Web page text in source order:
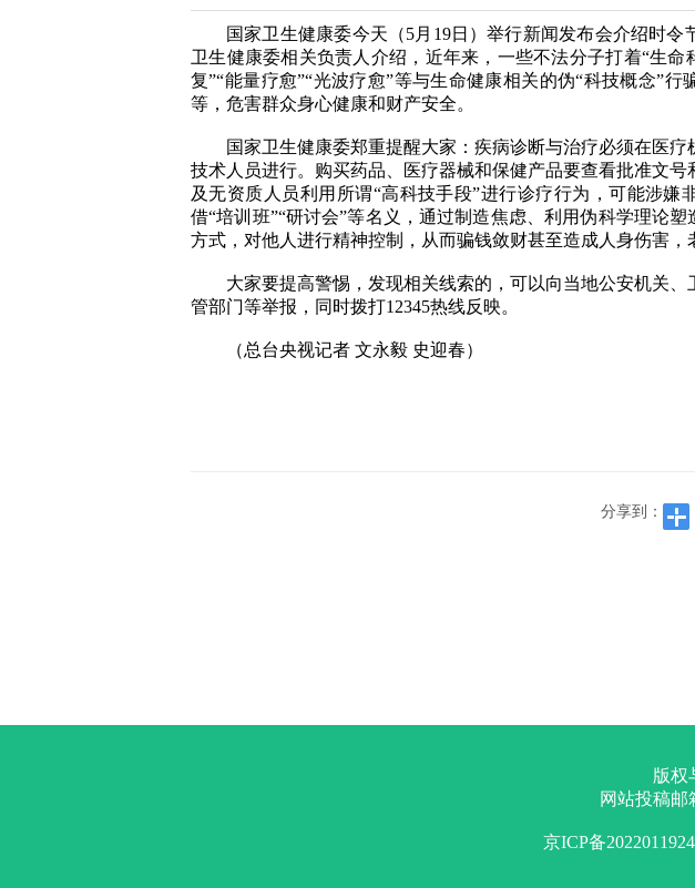
国家卫生健康委今天（5月19日）举行新闻发布会介绍时令
卫生健康委相关负责人介绍，近年来，一些不法分子打着“生命
复”“能量疗愈”“光波疗愈”等与生命健康相关的伪“科技概念”行
等，危害群众身心健康和财产安全。
国家卫生健康委郑重提醒大家：疾病诊断与治疗必须在医疗
技术人员进行。购买药品、医疗器械和保健产品要查看批准文号
及无资质人员利用所谓“高科技手段”进行诊疗行为，可能涉嫌
借“培训班”“研讨会”等名义，通过制造焦虑、利用伪科学理论
方式，对他人进行精神控制，从而骗钱敛财甚至造成人身伤害，
大家要提高警惕，发现相关线索的，可以向当地公安机关、
管部门等举报，同时拨打12345热线反映。
（总台央视记者 文永毅 史迎春）
分享到：
版权
网站投稿邮
京ICP备